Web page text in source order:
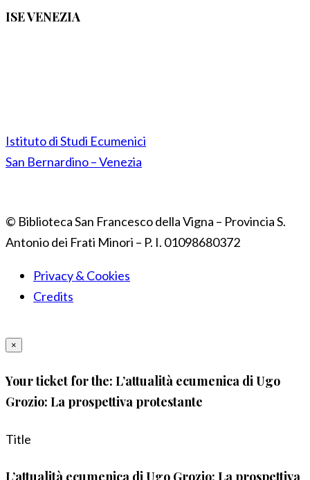
ISE VENEZIA
Istituto di Studi Ecumenici
San Bernardino – Venezia
© Biblioteca San Francesco della Vigna – Provincia S.
Antonio dei Frati Minori – P. I. 01098680372
Privacy & Cookies
Credits
×
Your ticket for the: L’attualità ecumenica di Ugo
Grozio: La prospettiva protestante
Title
L’attualità ecumenica di Ugo Grozio: La prospettiva